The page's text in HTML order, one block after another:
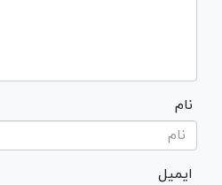
نام
ایمیل